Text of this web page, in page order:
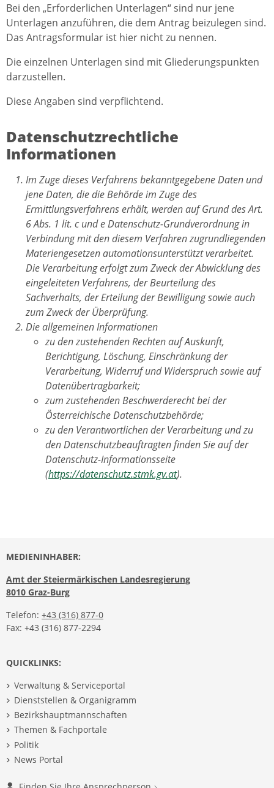
Bei den „Erforderlichen Unterlagen“ sind nur jene
Unterlagen anzuführen, die dem Antrag beizulegen sind.
Das Antragsformular ist hier nicht zu nennen.
Die einzelnen Unterlagen sind mit Gliederungspunkten
darzustellen.
Diese Angaben sind verpflichtend.
Datenschutzrechtliche
Informationen
Im Zuge dieses Verfahrens bekanntgegebene Daten und
jene Daten, die die Behörde im Zuge des
Ermittlungsverfahrens erhält, werden auf Grund des Art.
6 Abs. 1 lit. c und e Datenschutz-Grundverordnung in
Verbindung mit den diesem Verfahren zugrundliegenden
Materiengesetzen automationsunterstützt verarbeitet.
Die Verarbeitung erfolgt zum Zweck der Abwicklung des
eingeleiteten Verfahrens, der Beurteilung des
Sachverhalts, der Erteilung der Bewilligung sowie auch
zum Zweck der Überprüfung.
Die allgemeinen Informationen
zu den zustehenden Rechten auf Auskunft,
Berichtigung, Löschung, Einschränkung der
Verarbeitung, Widerruf und Widerspruch sowie auf
Datenübertragbarkeit;
zum zustehenden Beschwerderecht bei der
Österreichische Datenschutzbehörde;
zu den Verantwortlichen der Verarbeitung und zu
den Datenschutzbeauftragten finden Sie auf der
Datenschutz-Informationsseite
(https://datenschutz.stmk.gv.at).
MEDIENINHABER:
Amt der Steiermärkischen Landesregierung
8010 Graz-Burg
Telefon: +43 (316) 877-0
Fax: +43 (316) 877-2294
QUICKLINKS:
Verwaltung & Serviceportal
Dienststellen & Organigramm
Bezirkshauptmannschaften
Themen & Fachportale
Politik
News Portal